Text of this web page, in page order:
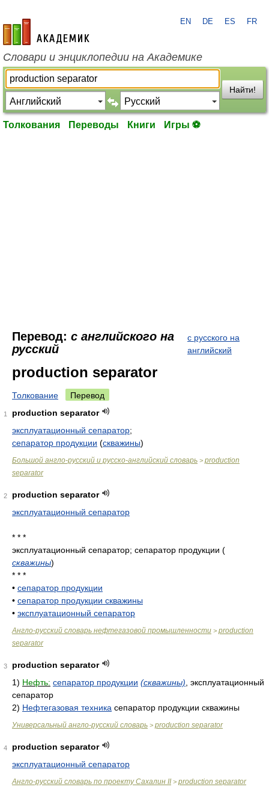
academic.ru
EN DE ES FR
Словари и энциклопедии на Академике
Найти!
Толкования Переводы Книги Игры ⚽
Перевод: с английского на
русский
с русского на
английский
production separator
Толкование Перевод
1
production separator
эксплуатационный сепаратор;
сепаратор продукции (скважины)
Большой англо-русский и русско-английский словарь > production
separator
2
production separator
эксплуатационный сепаратор
* * *
эксплуатационный сепаратор; сепаратор продукции (
скважины)
* * *
• сепаратор продукции
• сепаратор продукции скважины
• эксплуатационный сепаратор
Англо-русский словарь нефтегазовой промышленности > production
separator
3
production separator
1) Нефть: сепаратор продукции (скважины) , эксплуатационный
сепаратор
2) Нефтегазовая техника сепаратор продукции скважины
Универсальный англо-русский словарь > production separator
4
production separator
эксплуатационный сепаратор
Англо-русский словарь по проекту Сахалин II > production separator